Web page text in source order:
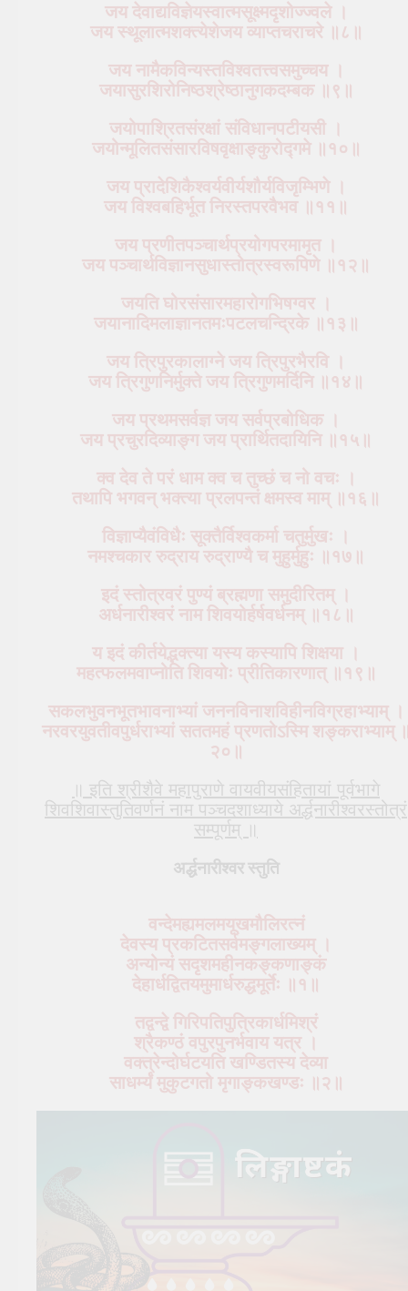
जय देवाद्यविज्ञेयस्वात्मसूक्ष्मदृशोज्ज्वले ।
जय स्थूलात्मशक्त्येशेजय व्याप्तचराचरे ॥८॥
जय नामैकविन्यस्तविश्वतत्त्वसमुच्चय ।
जयासुरशिरोनिष्ठश्रेष्ठानुगकदम्बक ॥९॥
जयोपाश्रितसंरक्षां संविधानपटीयसी ।
जयोन्मूलितसंसारविषवृक्षाङ्कुरोद्गमे ॥१०॥
जय प्रादेशिकैश्वर्यवीर्यशौर्यविजृम्भिणे ।
जय विश्वबहिर्भूत निरस्तपरवैभव ॥११॥
जय प्रणीतपञ्चार्थप्रयोगपरमामृत ।
जय पञ्चार्थविज्ञानसुधास्तोत्रस्वरूपिणे ॥१२॥
जयति घोरसंसारमहारोगभिषग्वर ।
जयानादिमलाज्ञानतमःपटलचन्द्रिके ॥१३॥
जय त्रिपुरकालाग्ने जय त्रिपुरभैरवि ।
जय त्रिगुणनिर्मुक्ते जय त्रिगुणमर्दिनि ॥१४॥
जय प्रथमसर्वज्ञ जय सर्वप्रबोधिक ।
जय प्रचुरदिव्याङ्ग जय प्रार्थितदायिनि ॥१५॥
क्व देव ते परं धाम क्व च तुच्छं च नो वचः ।
तथापि भगवन् भक्त्या प्रलपन्तं क्षमस्व माम् ॥१६॥
विज्ञाप्यैवंविधैः सूक्तैर्विश्वकर्मा चतुर्मुखः ।
नमश्चकार रुद्राय रुद्राण्यै च मुहुर्मुहुः ॥१७॥
इदं स्तोत्रवरं पुण्यं ब्रह्मणा समुदीरितम् ।
अर्धनारीश्वरं नाम शिवयोर्हर्षवर्धनम् ॥१८॥
य इदं कीर्तयेद्भक्त्या यस्य कस्यापि शिक्षया ।
महत्फलमवाप्नोति शिवयोः प्रीतिकारणात् ॥१९॥
सकलभुवनभूतभावनाभ्यां जननविनाशविहीनविग्रहाभ्याम् ।
नरवरयुवतीवपुर्धराभ्यां सततमहं प्रणतोऽस्मि शङ्कराभ्याम्
२०॥
॥ इति श्रीशैवे महापुराणे वायवीयसंहितायां पूर्वभागे
शिवशिवास्तुतिवर्णनं नाम पञ्चदशाध्याये अर्द्धनारीश्वरस्तोत्रं
सम्पूर्णम् ॥
अर्द्धनारीश्वर स्तुति
वन्देमह्यमलमयूखमौलिरत्नं
देवस्य प्रकटितसर्वमङ्गलाख्यम् ।
अन्योन्यं सदृशमहीनकङ्कणाङ्कं
देहार्धद्वितयमुमार्धरुद्धमूर्तेः ॥१॥
तद्वन्द्वे गिरिपतिपुत्रिकार्धमिश्रं
श्रैकण्ठं वपुरपुनर्भवाय यत्र ।
वक्त्रेन्दोर्घटयति खण्डितस्य देव्या
साधर्म्यं मुकुटगतो मृगाङ्कखण्डः ॥२॥